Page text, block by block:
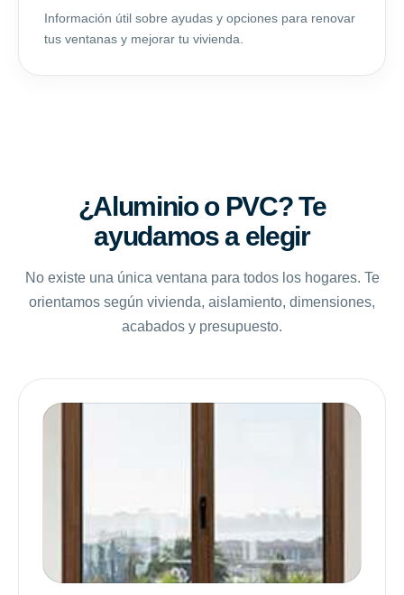
Información útil sobre ayudas y opciones para renovar
tus ventanas y mejorar tu vivienda.
¿Aluminio o PVC? Te
ayudamos a elegir
No existe una única ventana para todos los hogares. Te
orientamos según vivienda, aislamiento, dimensiones,
acabados y presupuesto.